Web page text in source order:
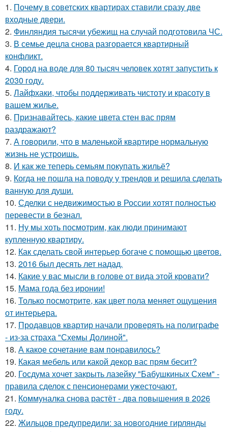
1. Почему в советских квартирах ставили сразу две
входные двери.
2. Финляндия тысячи убежищ на случай подготовила ЧС.
3. В семье децла снова разгорается квартирный
конфликт.
4. Город на воде для 80 тысяч человек хотят запустить к
2030 году.
5. Лайфхаки, чтобы поддерживать чистоту и красоту в
вашем жилье.
6. Признавайтесь, какие цвета стен вас прям
раздражают?
7. А говорили, что в маленькой квартире нормальную
жизнь не устроишь.
8. И как же теперь семьям покупать жильё?
9. Когда не пошла на поводу у трендов и решила сделать
ванную для души.
10. Сделки с недвижимостью в России хотят полностью
перевести в безнал.
11. Ну мы хоть посмотрим, как люди принимают
купленную квартиру.
12. Как сделать свой интерьер богаче с помощью цветов.
13. 2016 был десять лет надад.
14. Какие у вас мысли в голове от вида этой кровати?
15. Мама года без иронии!
16. Только посмотрите, как цвет пола меняет ощущения
от интерьера.
17. Продавцов квартир начали проверять на полиграфе
- из-за страха "Схемы Долиной".
18. А какое сочетание вам понравилось?
19. Какая мебель или какой декор вас прям бесит?
20. Госдума хочет закрыть лазейку "Бабушкиных Схем" -
правила сделок с пенсионерами ужесточают.
21. Коммуналка снова растёт - два повышения в 2026
году.
22. Жильцов предупредили: за новогодние гирлянды